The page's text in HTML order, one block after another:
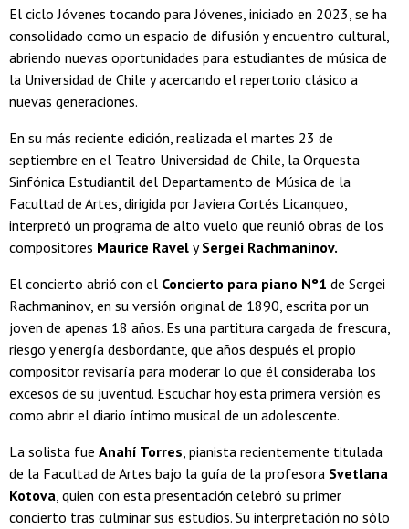
El ciclo Jóvenes tocando para Jóvenes, iniciado en 2023, se ha
consolidado como un espacio de difusión y encuentro cultural,
abriendo nuevas oportunidades para estudiantes de música de
la Universidad de Chile y acercando el repertorio clásico a
nuevas generaciones.
En su más reciente edición, realizada el martes 23 de
septiembre en el Teatro Universidad de Chile, la Orquesta
Sinfónica Estudiantil del Departamento de Música de la
Facultad de Artes, dirigida por Javiera Cortés Licanqueo,
interpretó un programa de alto vuelo que reunió obras de los
compositores Maurice Ravel ySergei Rachmaninov.
El concierto abrió con el Concierto para piano N°1 de Sergei
Rachmaninov, en su versión original de 1890, escrita por un
joven de apenas 18 años. Es una partitura cargada de frescura,
riesgo y energía desbordante, que años después el propio
compositor revisaría para moderar lo que él consideraba los
excesos de su juventud. Escuchar hoy esta primera versión es
como abrir el diario íntimo musical de un adolescente.
La solista fue Anahí Torres, pianista recientemente titulada
de la Facultad de Artes bajo la guía de la profesora Svetlana
Kotova, quien con esta presentación celebró su primer
concierto tras culminar sus estudios. Su interpretación no sólo